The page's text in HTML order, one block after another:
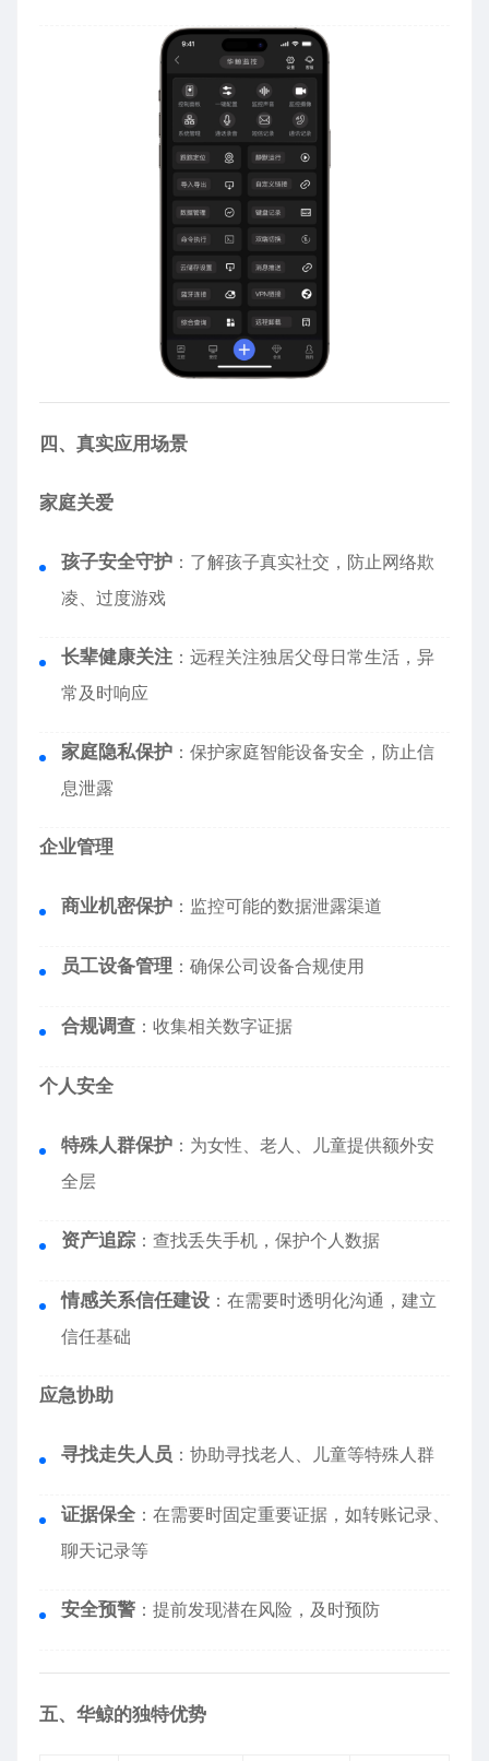
四、真实应用场景
家庭关爱
孩子安全守护 ：了解孩子真实社交，防止网络欺
凌、过度游戏
长辈健康关注 ：远程关注独居父母日常生活，异
常及时响应
家庭隐私保护 ：保护家庭智能设备安全，防止信
息泄露
企业管理
商业机密保护 ：监控可能的数据泄露渠道
员工设备管理 ：确保公司设备合规使用
合规调查 ：收集相关数字证据
个人安全
特殊人群保护 ：为女性、老人、儿童提供额外安
全层
资产追踪 ：查找丢失手机，保护个人数据
情感关系信任建设 ：在需要时透明化沟通，建立
信任基础
应急协助
寻找走失人员 ：协助寻找老人、儿童等特殊人群
证据保全 ：在需要时固定重要证据，如转账记录、
聊天记录等
安全预警 ：提前发现潜在风险，及时预防
五、华鲸的独特优势